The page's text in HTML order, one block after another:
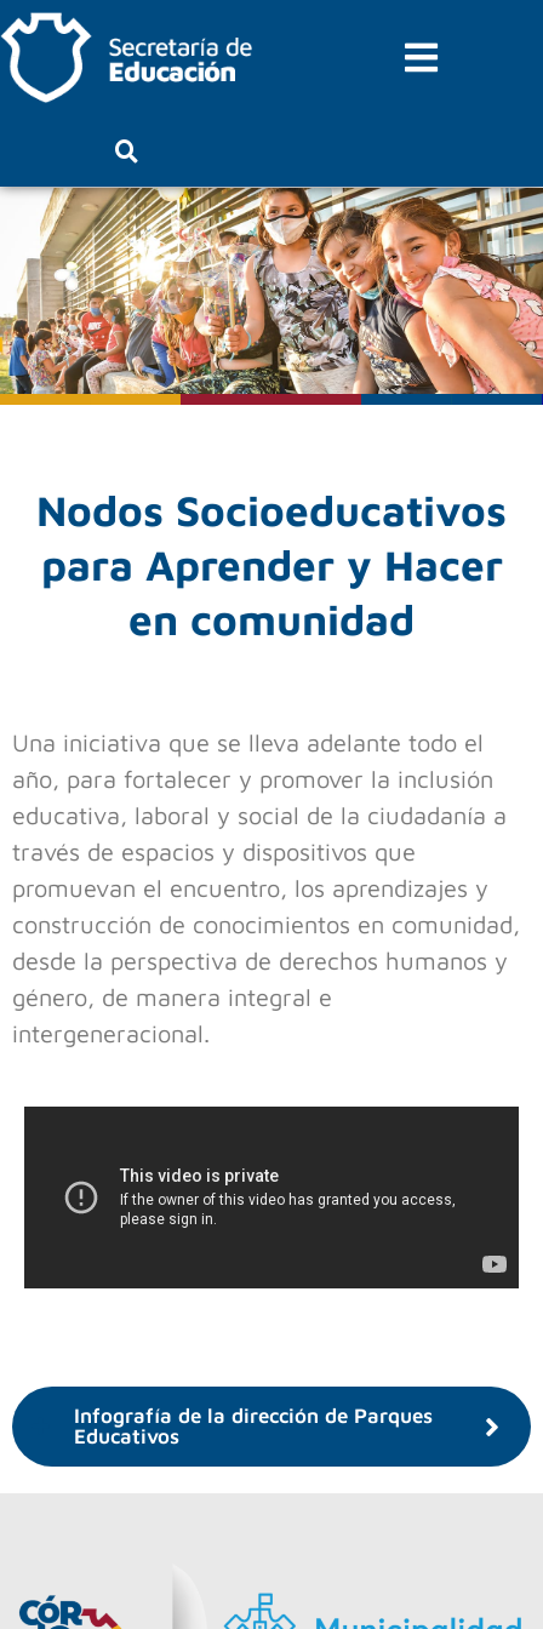
al
contenido
Menu
Nodos Socioeducativos
para Aprender y Hacer
en comunidad
Una iniciativa que se lleva adelante todo el
año, para fortalecer y promover la inclusión
educativa, laboral y social de la ciudadanía a
través de espacios y dispositivos que
promuevan el encuentro, los aprendizajes y
construcción de conocimientos en comunidad,
desde la perspectiva de derechos humanos y
género, de manera integral e
intergeneracional.
Infografía de la dirección de Parques
Educativos